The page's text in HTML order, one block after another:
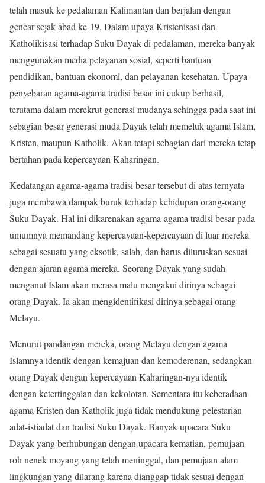
telah masuk ke pedalaman Kalimantan dan berjalan dengan
gencar sejak abad ke-19. Dalam upaya Kristenisasi dan
Katholikisasi terhadap Suku Dayak di pedalaman, mereka banyak
menggunakan media pelayanan sosial, seperti bantuan
pendidikan, bantuan ekonomi, dan pelayanan kesehatan. Upaya
penyebaran agama-agama tradisi besar ini cukup berhasil,
terutama dalam merekrut generasi mudanya sehingga pada saat ini
sebagian besar generasi muda Dayak telah memeluk agama Islam,
Kristen, maupun Katholik. Akan tetapi sebagian dari mereka tetap
bertahan pada kepercayaan Kaharingan.
Kedatangan agama-agama tradisi besar tersebut di atas ternyata
juga membawa dampak buruk terhadap kehidupan orang-orang
Suku Dayak. Hal ini dikarenakan agama-agama tradisi besar pada
umumnya memandang kepercayaan-kepercayaan di luar mereka
sebagai sesuatu yang eksotik, salah, dan harus diluruskan sesuai
dengan ajaran agama mereka. Seorang Dayak yang sudah
menganut Islam akan merasa malu mengakui dirinya sebagai
orang Dayak. Ia akan mengidentifikasi dirinya sebagai orang
Melayu.
Menurut pandangan mereka, orang Melayu dengan agama
Islamnya identik dengan kemajuan dan kemoderenan, sedangkan
orang Dayak dengan kepercayaan Kaharingan-nya identik
dengan ketertinggalan dan kekolotan. Sementara itu keberadaan
agama Kristen dan Katholik juga tidak mendukung pelestarian
adat-istiadat dan tradisi Suku Dayak. Banyak upacara Suku
Dayak yang berhubungan dengan upacara kematian, pemujaan
roh nenek moyang yang telah meninggal, dan pemujaan alam
lingkungan yang dilarang karena dianggap tidak sesuai dengan